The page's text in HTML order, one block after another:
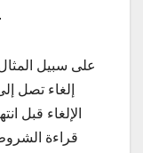
بفترة إشعار معينة قبل إلغاء الاشتراك.
على سبيل
إلغاء تصل
الإلغاء قبل
قراءة